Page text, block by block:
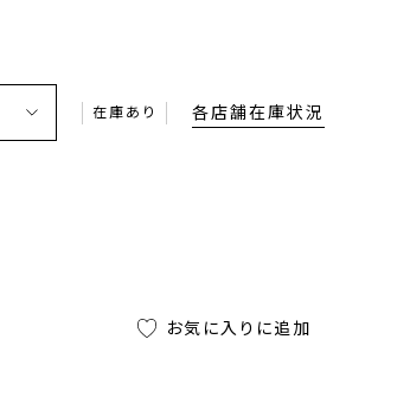
在庫あり 各店舗在庫状況
お気に入りに追加